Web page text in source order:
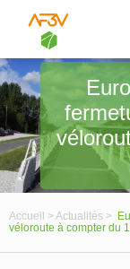
Accueil > Actualités >
véloroute à compter du